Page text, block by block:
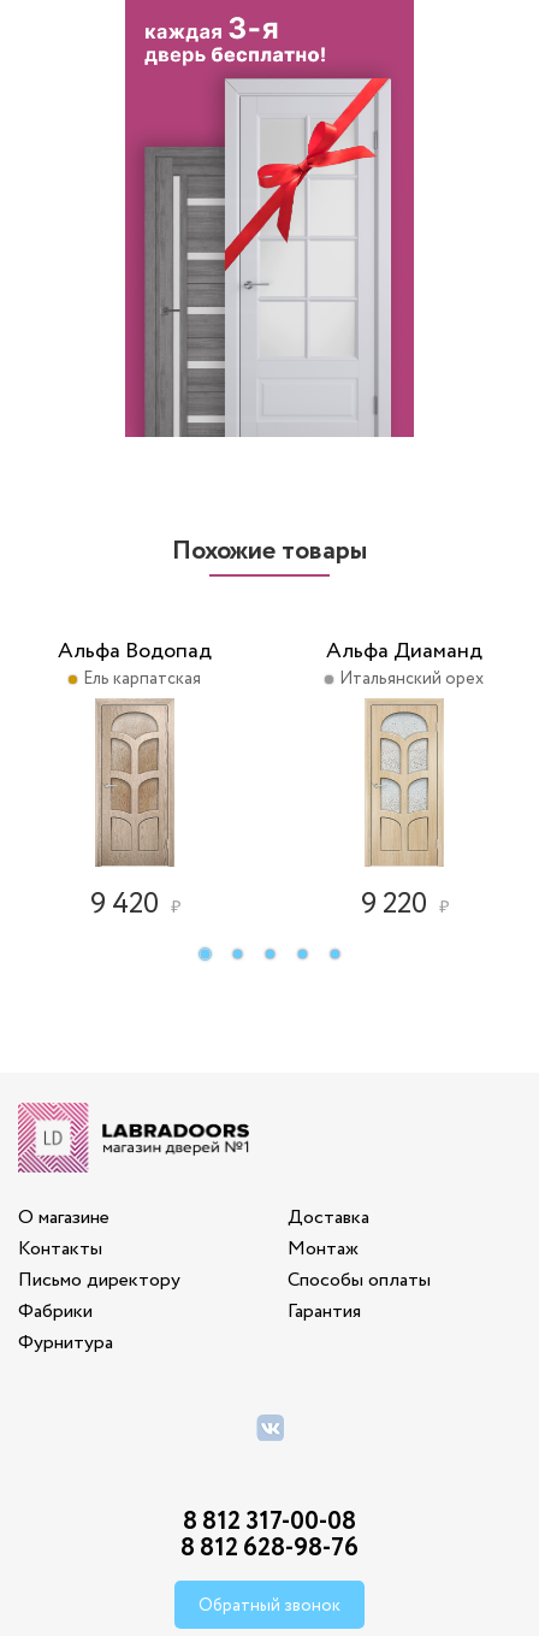
Похожие товары
Альфа Водопад
Ель карпатская
9 420 ₽
Альфа Диаманд
Итальянский орех
9 220 ₽
О магазине
Контакты
Письмо директору
Фабрики
Фурнитура
Доставка
Монтаж
Способы оплаты
Гарантия
8 812 317-00-08
8 812 628-98-76
Обратный звонок